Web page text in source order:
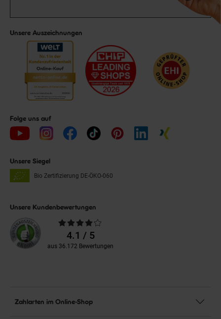
Unsere Auszeichnungen
Folge uns auf
Unsere Siegel
Bio Zertifizierung DE-ÖKO-060
Unsere Kundenbewertungen
Durchschnittliche
Bewertungen4.1 / 5
aus 36.172 Bewertungen
Zahlarten im Online-Shop